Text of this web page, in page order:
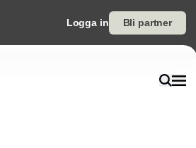
Logga in Bli partner